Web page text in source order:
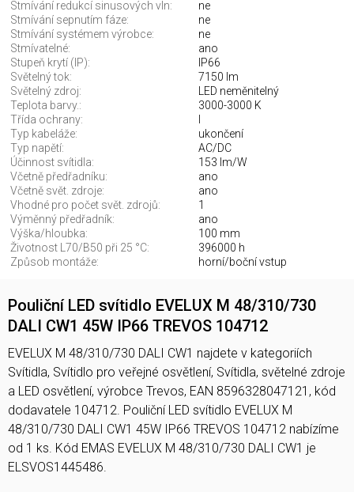
Stmívání redukcí sinusových vln:
ne
Stmívání sepnutím fáze:
ne
Stmívání systémem výrobce:
ne
Stmívatelné:
ano
Stupeň krytí (IP):
IP66
Světelný tok:
7150 lm
Světelný zdroj:
LED neměnitelný
Teplota barvy.:
3000-3000 K
Třída ochrany:
Typ kabeláže:
ukončení
Typ napětí:
AC/DC
Účinnost svítidla:
153 lm/W
Včetně předřadníku:
ano
Včetně svět. zdroje:
ano
Vhodné pro počet svět. zdrojů:
1
Výměnný předřadník:
ano
Výška/hloubka:
100 mm
Životnost L70/B50 při 25 °C:
396000 h
Způsob montáže:
horní/boční vstup
Pouliční LED svítidlo EVELUX M 48/310/730
DALI CW1 45W IP66 TREVOS 104712
EVELUX M 48/310/730 DALI CW1 najdete v kategoriích
Svítidla, Svítidlo pro veřejné osvětlení, Svítidla, světelné zdroje
a LED osvětlení, výrobce Trevos, EAN 8596328047121, kód
dodavatele 104712. Pouliční LED svítidlo EVELUX M
48/310/730 DALI CW1 45W IP66 TREVOS 104712 nabízíme
od 1 ks. Kód EMAS EVELUX M 48/310/730 DALI CW1 je
ELSVOS1445486.